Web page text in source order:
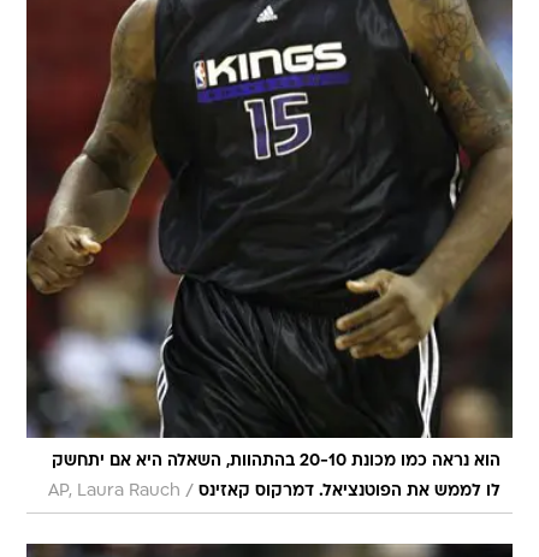
הוא נראה כמו מכונת 20-10 בהתהוות, השאלה היא אם יתחשק
לו לממש את הפוטנציאל. דמרקוס קאזינס
AP, Laura Rauch